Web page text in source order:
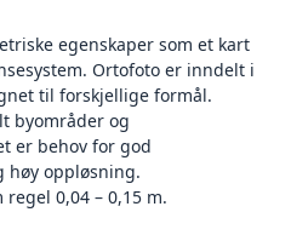
egenskaper som et kart
Ortofoto er inndelt i
til forskjellige formål.
byområder og
er behov for god
høy oppløsning.
0,04 – 0,15 m.